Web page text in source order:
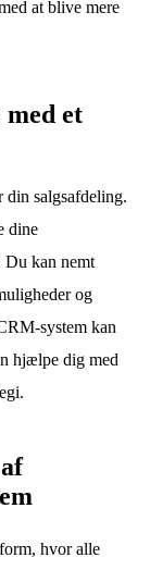
at blive mere
et
din salgsafdeling.
dine
Du kan nemt
og
system kan
hjælpe dig med
hvor alle